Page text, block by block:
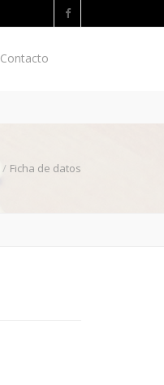
Contacto
Ficha de datos